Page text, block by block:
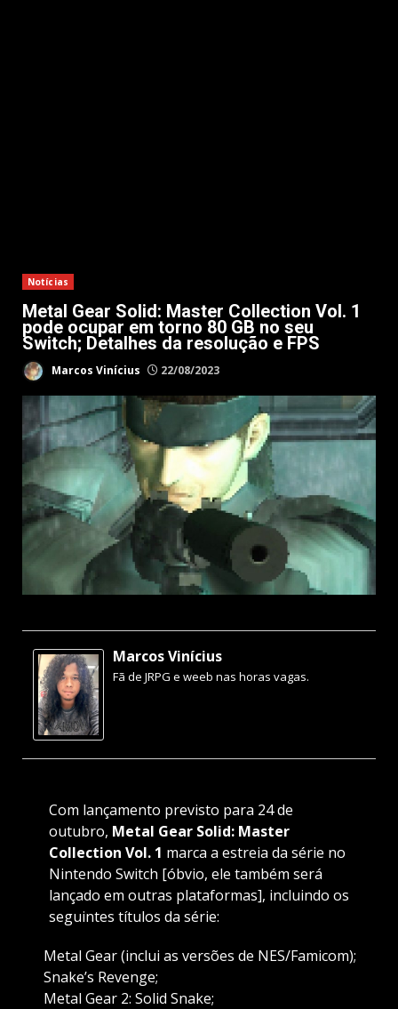
Notícias
Metal Gear Solid: Master Collection Vol. 1
pode ocupar em torno 80 GB no seu
Switch; Detalhes da resolução e FPS
Marcos Vinícius 22/08/2023
Marcos Vinícius
Fã de JRPG e weeb nas horas vagas.
Com lançamento previsto para 24 de
outubro, Metal Gear Solid: Master
Collection Vol. 1 marca a estreia da série no
Nintendo Switch [óbvio, ele também será
lançado em outras plataformas], incluindo os
seguintes títulos da série:
Metal Gear (inclui as versões de NES/Famicom);
Snake’s Revenge;
Metal Gear 2: Solid Snake;